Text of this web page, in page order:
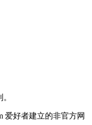
爱好者建立的非官方网